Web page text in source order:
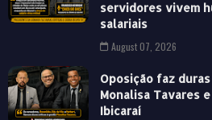
servidores vivem
salariais
August 07, 2026
Oposição faz
Monalisa Tavares
Ibicaraí